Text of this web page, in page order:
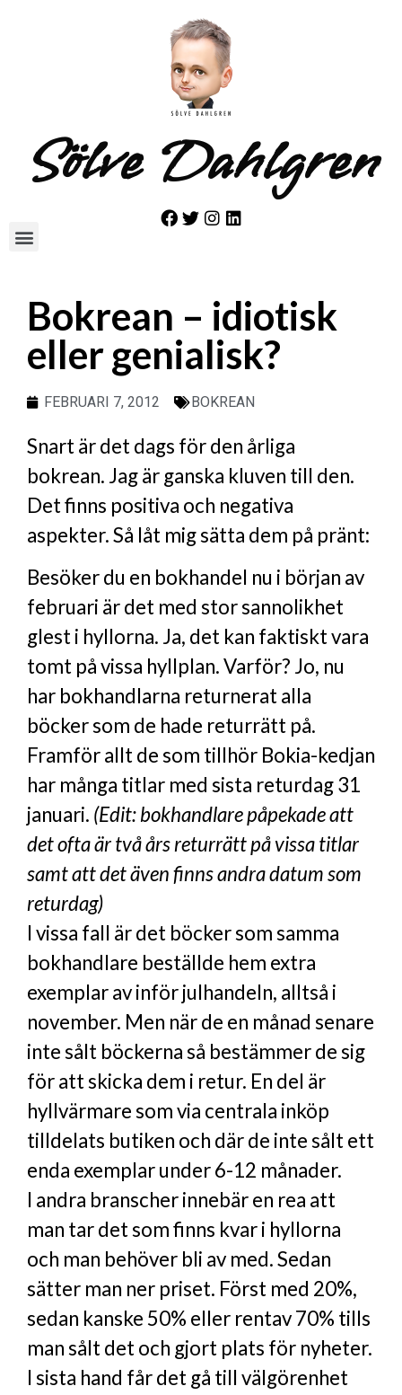
Sölve Dahlgren
Bokrean – idiotisk
eller genialisk?
FEBRUARI 7, 2012 BOKREAN
Snart är det dags för den årliga
bokrean. Jag är ganska kluven till den.
Det finns positiva och negativa
aspekter. Så låt mig sätta dem på pränt:
Besöker du en bokhandel nu i början av
februari är det med stor sannolikhet
glest i hyllorna. Ja, det kan faktiskt vara
tomt på vissa hyllplan. Varför? Jo, nu
har bokhandlarna returnerat alla
böcker som de hade returrätt på.
Framför allt de som tillhör Bokia-kedjan
har många titlar med sista returdag 31
januari. (Edit: bokhandlare påpekade att
det ofta är två års returrätt på vissa titlar
samt att det även finns andra datum som
returdag)
I vissa fall är det böcker som samma
bokhandlare beställde hem extra
exemplar av inför julhandeln, alltså i
november. Men när de en månad senare
inte sålt böckerna så bestämmer de sig
för att skicka dem i retur. En del är
hyllvärmare som via centrala inköp
tilldelats butiken och där de inte sålt ett
enda exemplar under 6-12 månader.
I andra branscher innebär en rea att
man tar det som finns kvar i hyllorna
och man behöver bli av med. Sedan
sätter man ner priset. Först med 20%,
sedan kanske 50% eller rentav 70% tills
man sålt det och gjort plats för nyheter.
I sista hand får det gå till välgörenhet